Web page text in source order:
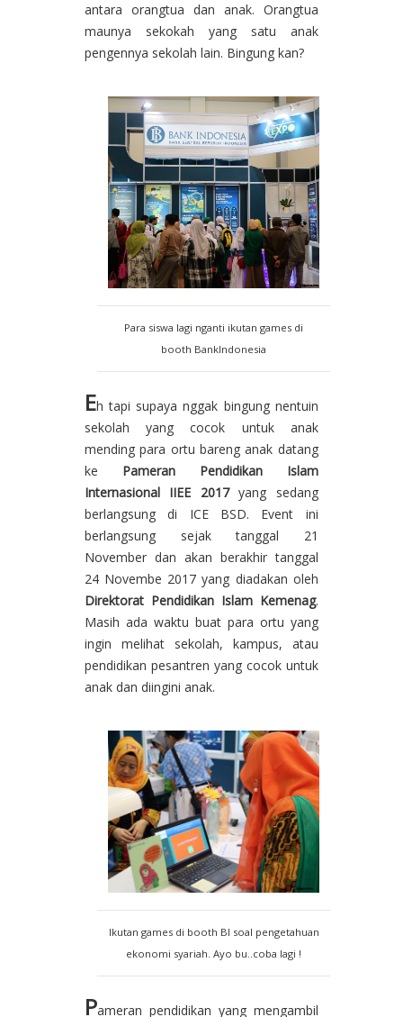
antara orangtua dan anak. Orangtua
maunya sekokah yang satu anak
pengennya sekolah lain. Bingung kan?
Para siswa lagi nganti ikutan games di
booth BankIndonesia
Eh tapi supaya nggak bingung nentuin
sekolah yang cocok untuk anak
mending para ortu bareng anak datang
ke Pameran Pendidikan Islam
Internasional IIEE 2017yang sedang
berlangsung di ICE BSD. Event ini
berlangsung sejak tanggal 21
November dan akan berakhir tanggal
24 Novembe 2017 yang diadakan oleh
Direktorat Pendidikan Islam Kemenag.
Masih ada waktu buat para ortu yang
ingin melihat sekolah, kampus, atau
pendidikan pesantren yang cocok untuk
anak dan diingini anak.
Ikutan games di booth BI soal pengetahuan
ekonomi syariah. Ayo bu..coba lagi !
Pameran pendidikan yang mengambil